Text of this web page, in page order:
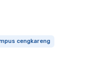
cengkareng